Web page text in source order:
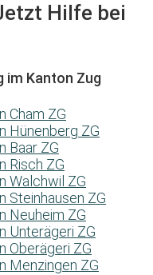
Hilfe bei
im Kanton Zug
Cham ZG
Hünenberg ZG
Baar ZG
Risch ZG
Walchwil ZG
Steinhausen ZG
Neuheim ZG
Unterägeri ZG
Oberägeri ZG
Menzingen ZG